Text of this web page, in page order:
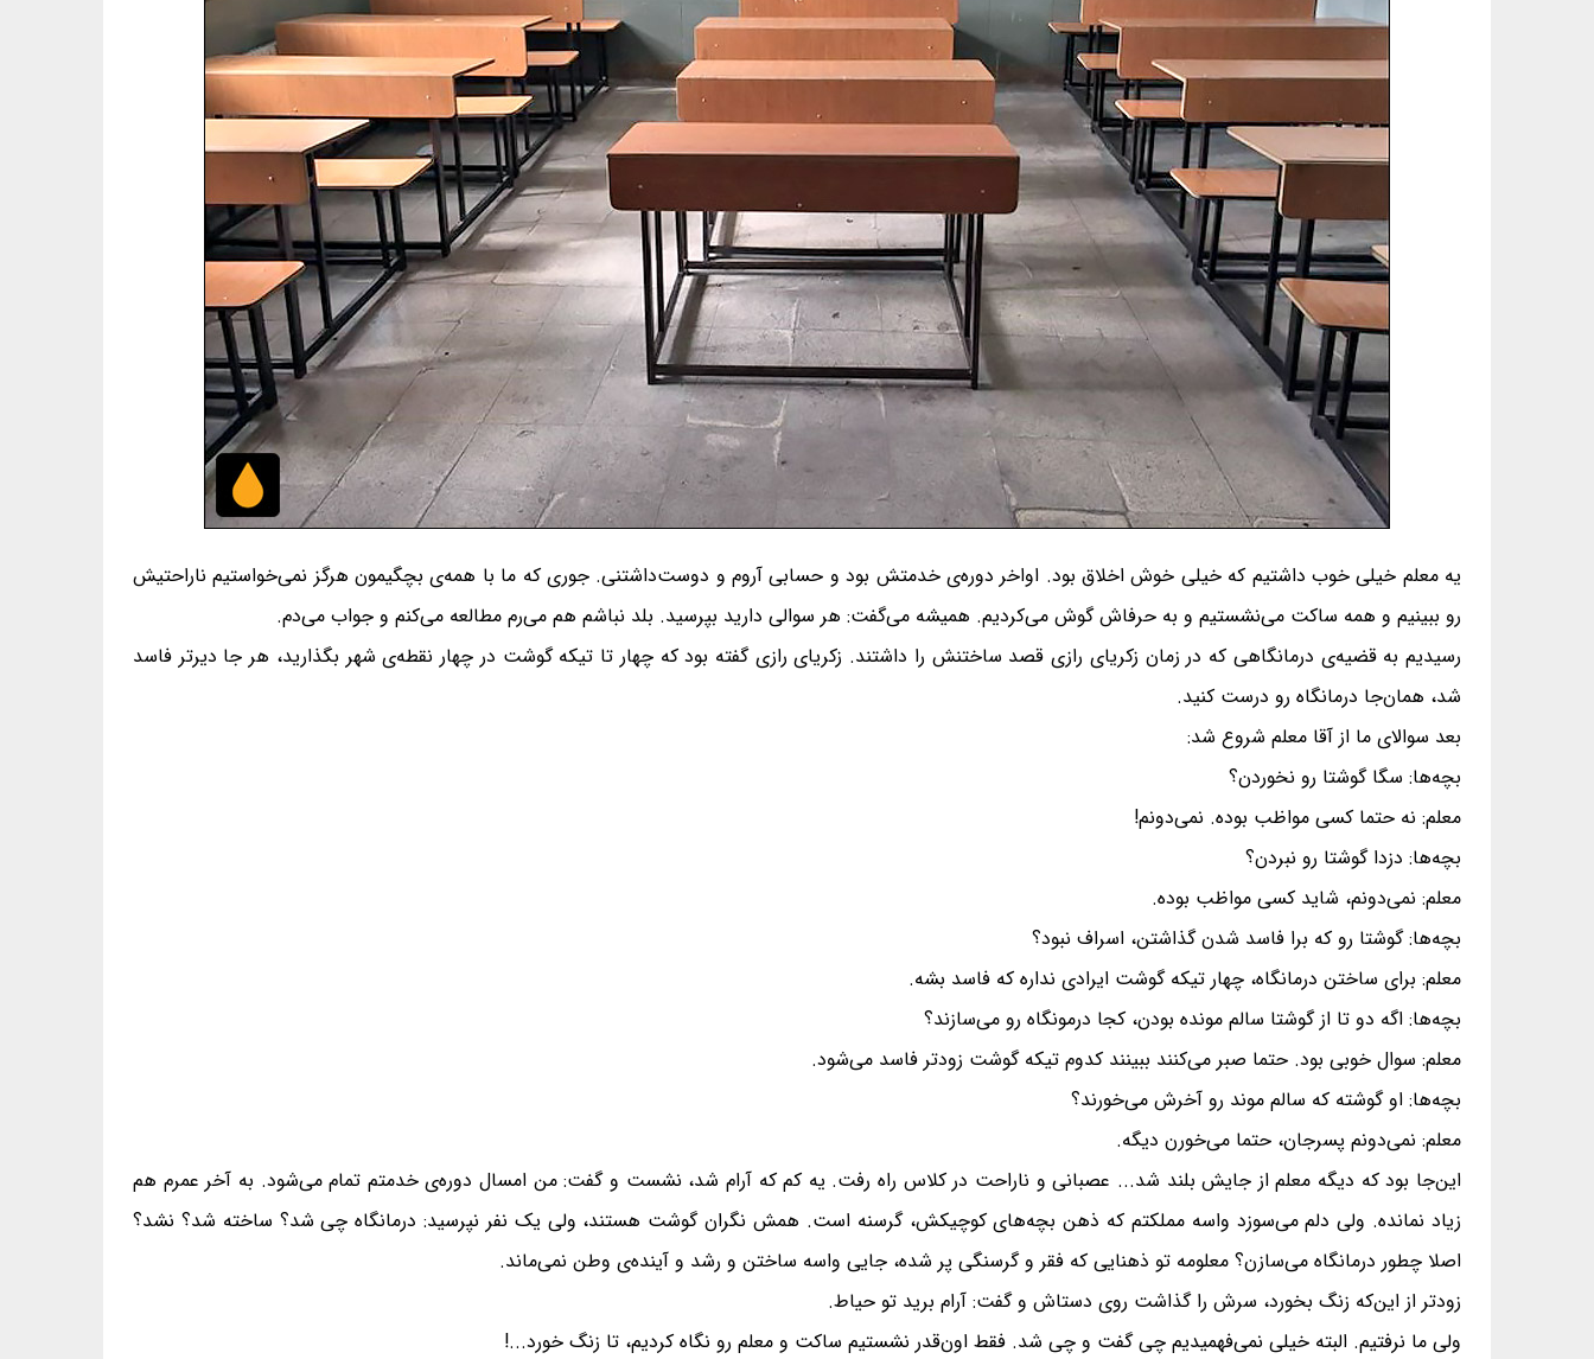
یه معلم خیلی خوب داشتیم که خیلی خوش اخلاق بود. اواخر دوره‌ی خدمتش بود و حسابی آروم و دوست‌داشتنی. جوری که ما با همه‌ی بچگیمون هرگز نمی‌خواستیم ناراحتیش
رو ببینیم و همه ساکت می‌نشستیم و به حرفاش گوش می‌کردیم. همیشه می‌گفت: هر سوالی دارید بپرسید. بلد نباشم هم می‌رم مطالعه می‌کنم و جواب می‌دم.
رسیدیم به قضیه‌ی درمانگاهی که در زمان زکریای رازی قصد ساختنش را داشتند. زکریای رازی گفته بود که چهار تا تیکه گوشت در چهار نقطه‌ی شهر بگذارید، هر جا دیرتر فاسد
شد، همان‌جا درمانگاه رو درست کنید.
بعد سوالای ما از آقا معلم شروع شد:
بچه‌ها: سگا گوشتا رو نخوردن؟
معلم: نه حتما کسی مواظب بوده. نمی‌دونم!
بچه‌ها: دزدا گوشتا رو نبردن؟
معلم: نمی‌دونم، شاید کسی مواظب بوده.
بچه‌ها: گوشتا رو که برا فاسد شدن گذاشتن، اسراف نبود؟
معلم: برای ساختن درمانگاه، چهار تیکه گوشت ایرادی نداره که فاسد بشه.
بچه‌ها: اگه دو تا از گوشتا سالم مونده بودن، کجا درمونگاه رو می‌سازند؟
معلم: سوال خوبی بود. حتما صبر می‌کنند ببینند کدوم تیکه گوشت زودتر فاسد می‌شود.
بچه‌ها: او گوشته که سالم موند رو آخرش می‌خورند؟
معلم: نمی‌دونم پسرجان، حتما می‌خورن دیگه.
این‌جا بود که دیگه معلم از جایش بلند شد... عصبانی و ناراحت در کلاس راه رفت. یه کم که آرام شد، نشست و گفت: من امسال دوره‌ی خدمتم تمام می‌شود. به آخر عمرم هم
زیاد نمانده. ولی دلم می‌سوزد واسه مملکتم که ذهن بچه‌های کوچیکش، گرسنه است. همش نگران گوشت هستند، ولی یک نفر نپرسید: درمانگاه چی شد؟ ساخته شد؟ نشد؟
اصلا چطور درمانگاه می‌سازن؟ معلومه تو ذهنایی که فقر و گرسنگی پر شده، جایی واسه ساختن و رشد و آینده‌ی وطن نمی‌ماند.
زودتر از این‌که زنگ بخورد، سرش را گذاشت روی دستاش و گفت: آرام برید تو حیاط.
ولی ما نرفتیم. البته خیلی نمی‌فهمیدیم چی گفت و چی شد. فقط اون‌قدر نشستیم ساکت و معلم رو نگاه کردیم، تا زنگ خورد...!